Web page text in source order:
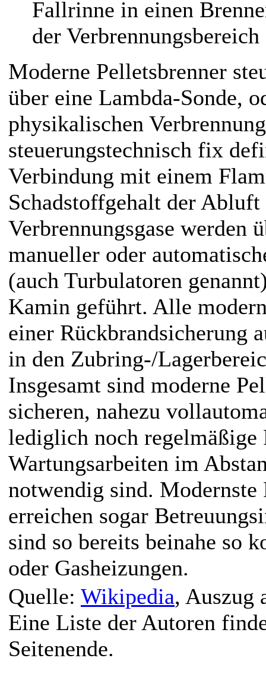
Fallrinne in einen
der
Moderne Pelletsbrenner
über eine Lambda-Sonde,
physikalischen
steuerungstechnisch fix
Verbindung mit einem
Schadstoffgehalt der
Verbrennungsgase werden
manueller oder
(auch Turbulatoren
Kamin geführt. Alle
einer Rückbrandsicherung
in den Zubring-/
Insgesamt sind moderne
sicheren, nahezu
lediglich noch regelmäßige
Wartungsarbeiten im
notwendig sind.
erreichen sogar
sind so bereits beinahe so
oder Gasheizungen.
Quelle: Wikipedia, Auszug
Eine Liste der Autoren
Seitenende.